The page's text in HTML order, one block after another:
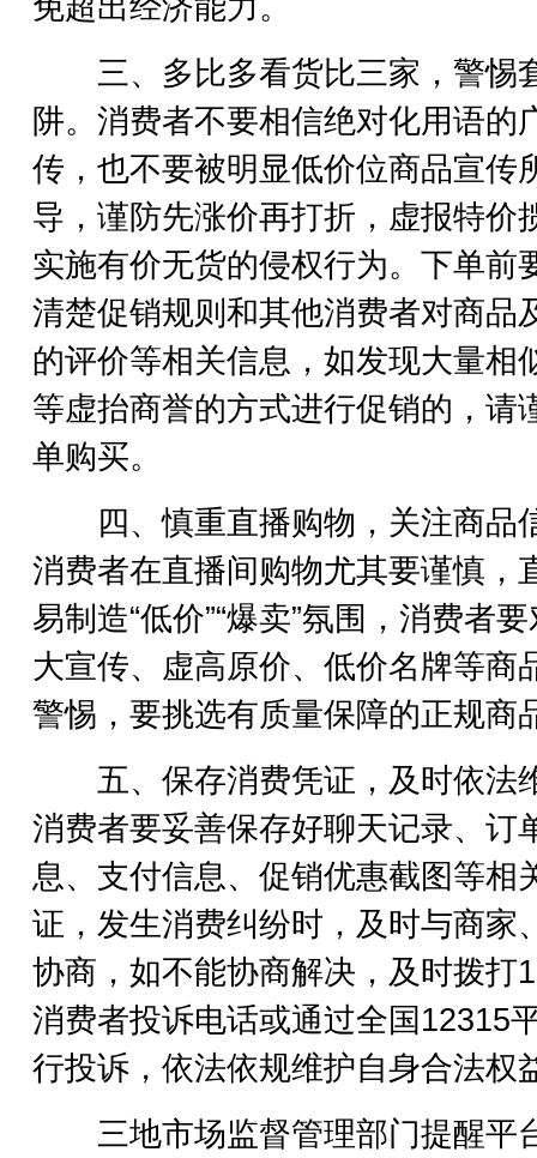
免超出经济能力。
三、多比多看货比三家，警惕
阱。消费者不要相信绝对化用语的
传，也不要被明显低价位商品宣传
导，谨防先涨价再打折，虚报特价
实施有价无货的侵权行为。下单前
清楚促销规则和其他消费者对商品
的评价等相关信息，如发现大量相
等虚抬商誉的方式进行促销的，请
单购买。
四、慎重直播购物，关注商品
消费者在直播间购物尤其要谨慎，
易制造“低价”“爆卖”氛围，消费者
大宣传、虚高原价、低价名牌等商
警惕，要挑选有质量保障的正规商
五、保存消费凭证，及时依法
消费者要妥善保存好聊天记录、订
息、支付信息、促销优惠截图等相
证，发生消费纠纷时，及时与商家
协商，如不能协商解决，及时拨打
消费者投诉电话或通过全国12315
行投诉，依法依规维护自身合法权
三地市场监督管理部门提醒平